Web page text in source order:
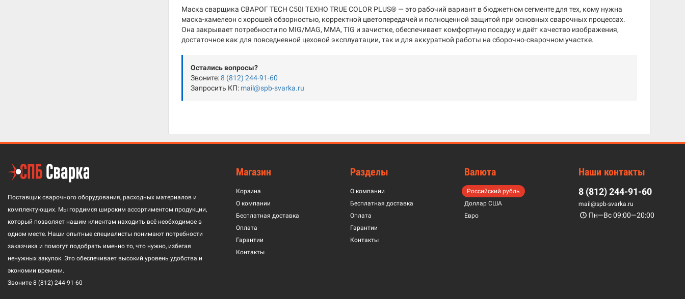
Маска сварщика СВАРОГ TECH C50I ТЕХНО TRUE COLOR PLUS® — это рабочий вариант в бюджетном сегменте для тех, кому нужна
маска-хамелеон с хорошей обзорностью, корректной цветопередачей и полноценной защитой при основных сварочных процессах.
Она закрывает потребности по MIG/MAG, MMA, TIG и зачистке, обеспечивает комфортную посадку и даёт качество изображения,
достаточное как для повседневной цеховой эксплуатации, так и для аккуратной работы на сборочно-сварочном участке.
Остались вопросы?
Звоните:8 (812) 244-91-60
Запросить КП: mail@spb-svarka.ru
Поставщик сварочного оборудования, расходных материалов и
комплектующих. Мы гордимся широким ассортиментом продукции,
который позволяет нашим клиентам находить всё необходимое в
одном месте. Наши опытные специалисты понимают потребности
заказчика и помогут подобрать именно то, что нужно, избегая
ненужных закупок. Это обеспечивает высокий уровень удобства и
экономии времени.
Звоните 8 (812) 244-91-60
Магазин
Корзина
О компании
Бесплатная доставка
Оплата
Гарантии
Контакты
Разделы
О компании
Бесплатная доставка
Оплата
Гарантии
Контакты
Валюта
Российский рубль
Доллар США
Евро
Наши контакты
8 (812) 244-91-60
mail@spb-svarka.ru
Пн—Вс 09:00—20:00